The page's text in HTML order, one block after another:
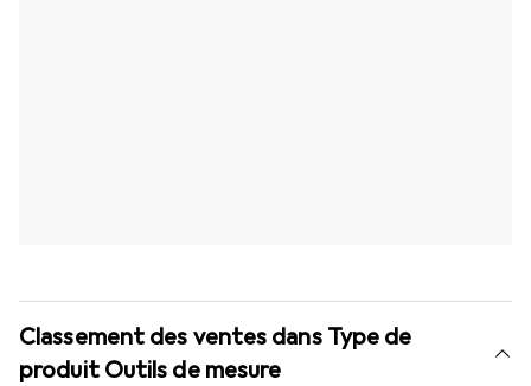
Classement des ventes dans Type de
produit Outils de mesure